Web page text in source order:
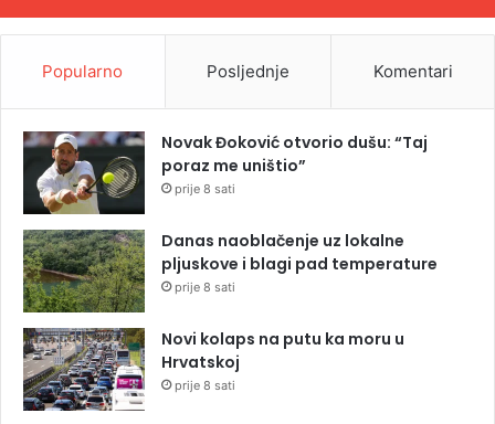
Popularno Posljednje Komentari
Novak Đoković otvorio dušu: “Taj
poraz me uništio”
prije 8 sati
Danas naoblačenje uz lokalne
pljuskove i blagi pad temperature
prije 8 sati
Novi kolaps na putu ka moru u
Hrvatskoj
prije 8 sati